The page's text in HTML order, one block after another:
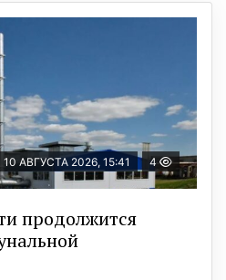
10 АВГУСТА 2026, 15:41 4
продолжится